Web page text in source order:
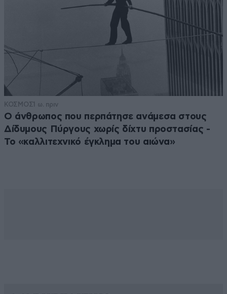
ΚΟΣΜΟΣ1 ω. πριν
Ο άνθρωπος που περπάτησε ανάμεσα στους
Δίδυμους Πύργους χωρίς δίχτυ προστασίας -
Το «καλλιτεχνικό έγκλημα του αιώνα»